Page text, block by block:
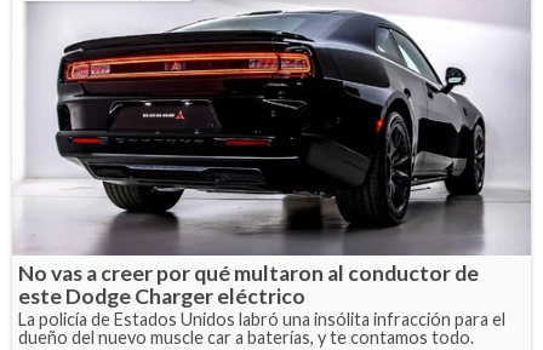
No vas a creer por qué multaron al conductor de
este Dodge Charger eléctrico
La policía de Estados Unidos labró una insólita infracción para el
dueño del nuevo muscle car a baterías, y te contamos todo.